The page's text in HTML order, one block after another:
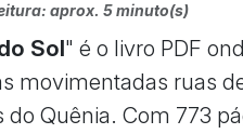
aprox. 5 minuto(s)
Sol" é o livro PDF
movimentadas ruas
do Quênia. Com 773